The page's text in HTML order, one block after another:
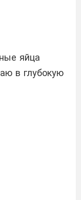
яйца
в глубокую